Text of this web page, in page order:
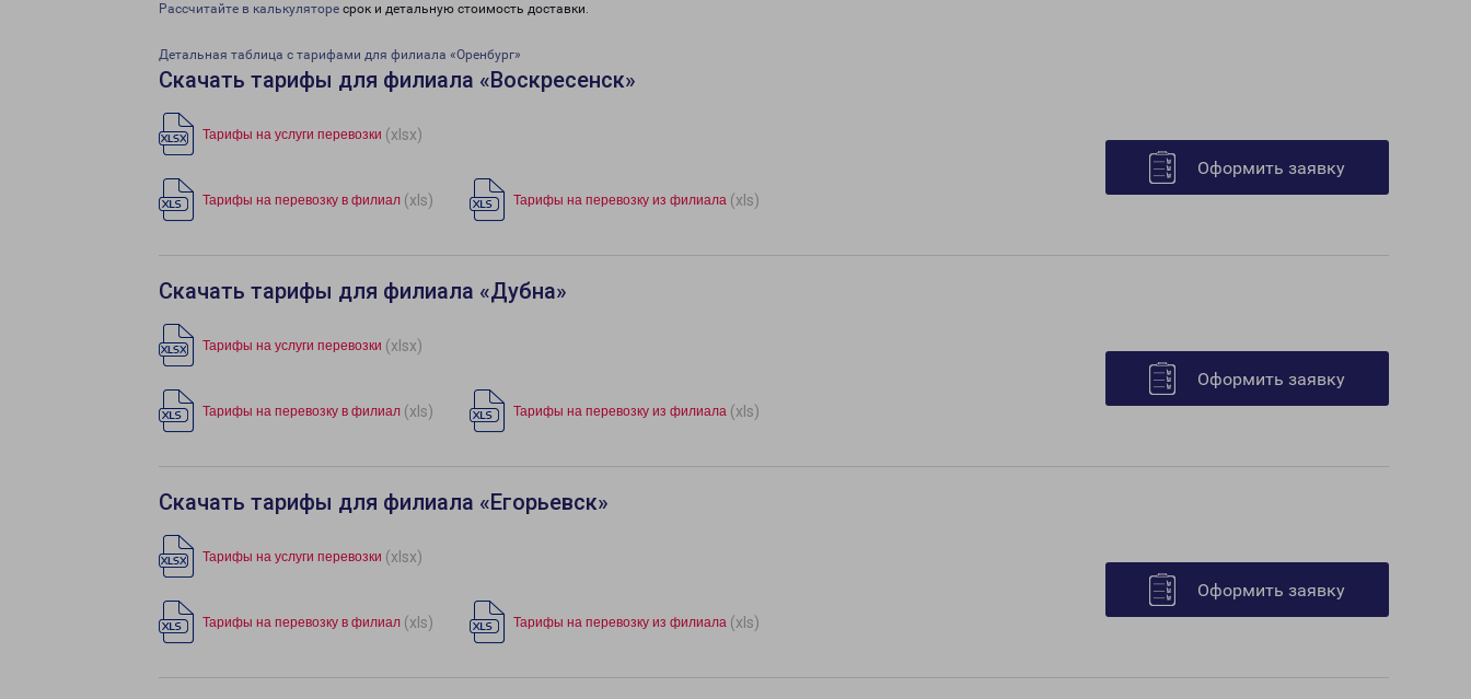
Рассчитайте в калькуляторе срок и детальную стоимость доставки.
Детальная таблица с тарифами для филиала «Оренбург»
Скачать тарифы для филиала «Воскресенск»
Тарифы на услуги перевозки (xlsx)
Тарифы на перевозку в филиал (xls) Тарифы на перевозку из филиала (xls)
Оформить заявку
Скачать тарифы для филиала «Дубна»
Тарифы на услуги перевозки (xlsx)
Тарифы на перевозку в филиал (xls) Тарифы на перевозку из филиала (xls)
Оформить заявку
Скачать тарифы для филиала «Егорьевск»
Тарифы на услуги перевозки (xlsx)
Тарифы на перевозку в филиал (xls) Тарифы на перевозку из филиала (xls)
Оформить заявку